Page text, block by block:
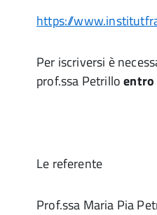
https://
Per iscriversi è
prof.ssa Petrillo
Le referente
Prof.ssa Maria Pia